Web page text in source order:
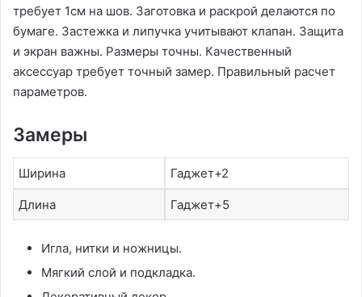
требует 1см на шов. Заготовка и раскрой делаются по
бумаге. Застежка и липучка учитывают клапан. Защита
и экран важны. Размеры точны. Качественный
аксессуар требует точный замер. Правильный расчет
параметров.
Замеры
Ширина Гаджет+2
Длина Гаджет+5
Игла, нитки и ножницы.
Мягкий слой и подкладка.